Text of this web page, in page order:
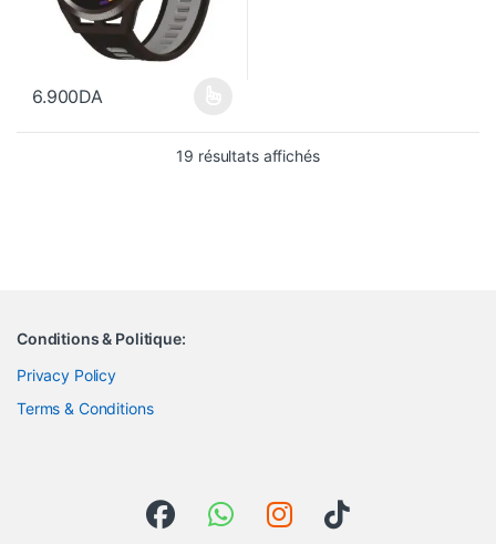
6.900DA
Ce produit a plusieurs variations. Les options peuvent être
19 résultats affichésTrié du plus récent au
Conditions & Politique:
Privacy Policy
Terms & Conditions